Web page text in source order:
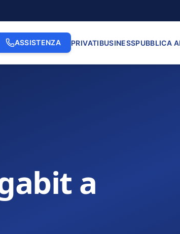
ASSISTENZA PRIVATIBUSINESSPUBBLICA
a